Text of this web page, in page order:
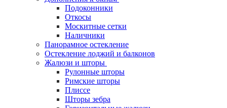
Подоконники
Откосы
Москитные сетки
Наличники
Панорамное остекление
Остекление лоджий и балконов
Жалюзи и шторы
Рулонные шторы
Римские шторы
Плиссе
Шторы зебра